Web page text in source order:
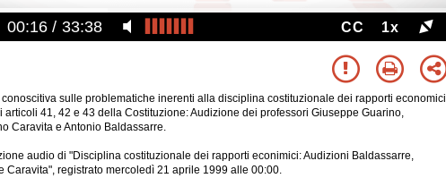
00:17 33:38 CC 1x
conoscitiva sulle problematiche inerenti alla disciplina costituzionale dei rapporti economici
articoli 41, 42 e 43 della Costituzione: Audizione dei professori Giuseppe Guarino,
Caravita e Antonio Baldassarre.
audio di "Disciplina costituzionale dei rapporti econimici: Audizioni Baldassarre,
Caravita", registrato mercoledì 21 aprile 1999 alle 00:00.